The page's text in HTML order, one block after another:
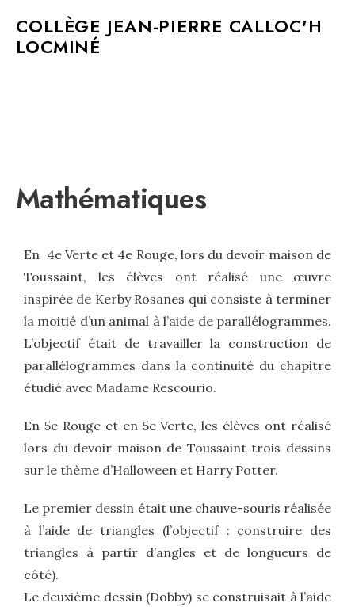
COLLÈGE JEAN-PIERRE CALLOC'H
LOCMINÉ
Mathématiques
En 4e Verte et 4e Rouge, lors du devoir maison de
Toussaint, les élèves ont réalisé une œuvre
inspirée de Kerby Rosanes qui consiste à terminer
la moitié d’un animal à l’aide de parallélogrammes.
L’objectif était de travailler la construction de
parallélogrammes dans la continuité du chapitre
étudié avec Madame Rescourio.
En 5e Rouge et en 5e Verte, les élèves ont réalisé
lors du devoir maison de Toussaint trois dessins
sur le thème d’Halloween et Harry Potter.
Le premier dessin était une chauve-souris réalisée
à l’aide de triangles (l’objectif : construire des
triangles à partir d’angles et de longueurs de
côté).
Le deuxième dessin (Dobby) se construisait à l’aide